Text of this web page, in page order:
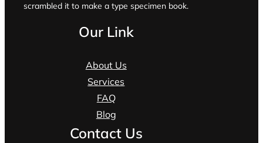
scrambled it to make a type specimen book.
Our Link
About Us
Services
FAQ
Blog
Contact Us